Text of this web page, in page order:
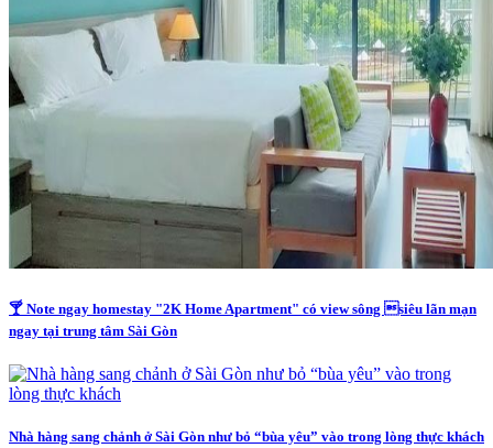
🍸 Note ngay homestay "2K Home Apartment" có view sông siêu lãn mạn
ngay tại trung tâm Sài Gòn
Nhà hàng sang chảnh ở Sài Gòn như bỏ “bùa yêu” vào trong lòng thực khách